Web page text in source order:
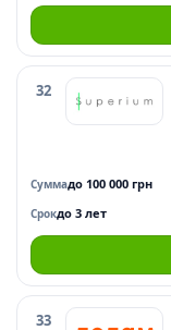
32
Суммадо 100 000 грн
Срокдо 3 лет
33